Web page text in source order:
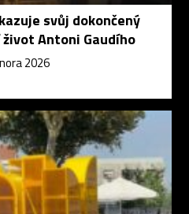
svůj dokončený
Antoni Gaudího
2026